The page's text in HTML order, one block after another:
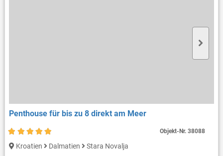
Penthouse für bis zu 8 direkt am Meer
Kroatien Dalmatien
Stara Novalja
Objekt-Nr.38088